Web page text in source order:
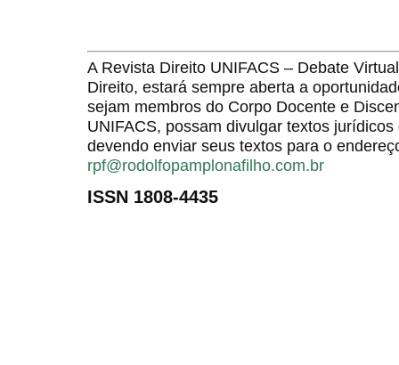
A Revista Direito UNIFACS – Debate
Direito, estará sempre aberta a
sejam membros do Corpo Docente e
UNIFACS, possam divulgar textos
devendo enviar seus textos para o
rpf@rodolfopamplonafilho.com.br
ISSN 1808-4435